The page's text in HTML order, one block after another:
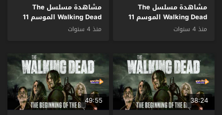
مشاهدة مسلسل The
Walking Dead الموسم 11
الحلقة 11 مترجم
منذ 4 سنوات
مشاهدة مسلسل The
Walking Dead الموسم 11
الحلقة 10 مترجم
منذ 4 سنوات
38:24
49:55